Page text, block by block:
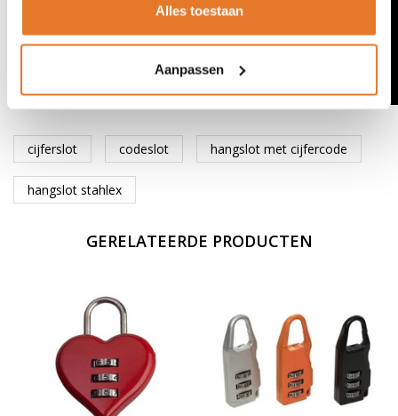
Alles toestaan
Aanpassen
cijferslot codeslot hangslot met cijfercode
hangslot stahlex
GERELATEERDE PRODUCTEN